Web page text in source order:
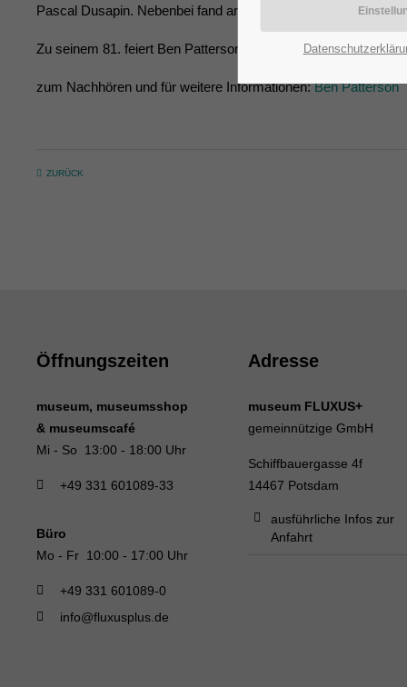
Pascal Dusapin. Nebenbei fand am 29. Mai 1913 die
Zu seinem 81. feiert Ben Patterson seine
zum Nachhören und für weitere Informationen:Ben Patterson
ZURÜCK
Öffnungszeiten
museum, museumsshop
& museumscafé
Mi - So 13:00 - 18:00 Uhr
+49 331 601089-33
Büro
Mo - Fr 10:00 - 17:00 Uhr
+49 331 601089-0
info@fluxusplus.de
Adresse
museum FLUXUS+
gemeinnützige GmbH
Schiffbauergasse 4f
14467 Potsdam
ausführliche Infos zur
Anfahrt